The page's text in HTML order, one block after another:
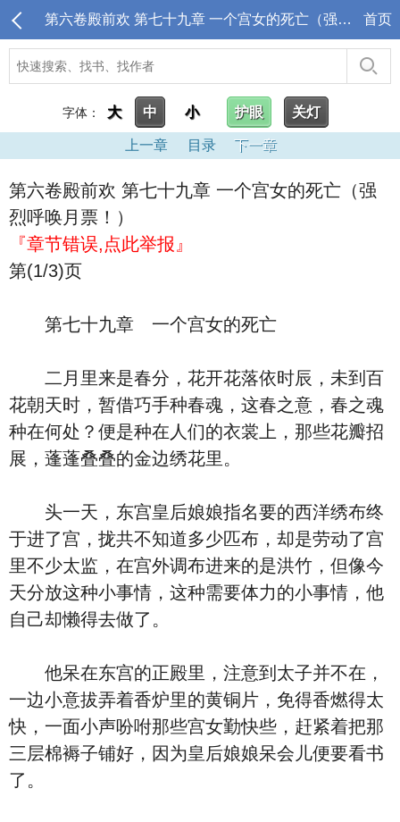
第六卷殿前欢 第七十九章 一个宫女的死亡（强烈呼唤月票！）_《庆余年》电视剧 首页
字体： 大 中 小 护眼 关灯
上一章 目录 下一章
第六卷殿前欢 第七十九章 一个宫女的死亡（强
烈呼唤月票！）
『章节错误,点此举报』
第(1/3)页
第七十九章 一个宫女的死亡
二月里来是春分，花开花落依时辰，未到百
花朝天时，暂借巧手种春魂，这春之意，春之魂
种在何处？便是种在人们的衣裳上，那些花瓣招
展，蓬蓬叠叠的金边绣花里。
头一天，东宫皇后娘娘指名要的西洋绣布终
于进了宫，拢共不知道多少匹布，却是劳动了宫
里不少太监，在宫外调布进来的是洪竹，但像今
天分放这种小事情，这种需要体力的小事情，他
自己却懒得去做了。
他呆在东宫的正殿里，注意到太子并不在，
一边小意拔弄着香炉里的黄铜片，免得香燃得太
快，一面小声吩咐那些宫女勤快些，赶紧着把那
三层棉褥子铺好，因为皇后娘娘呆会儿便要看书
了。